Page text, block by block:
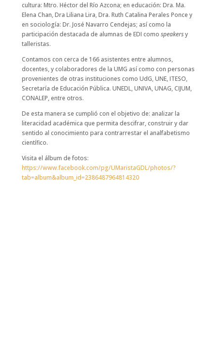
cultura: Mtro. Héctor del Río Azcona; en educación: Dra. Ma.
Elena Chan, Dra Liliana Lira, Dra. Ruth Catalina Perales Ponce y
en sociología: Dr. José Navarro Cendejas; así como la
participación destacada de alumnas de EDI como speakersy
talleristas.
Contamos con cerca de 166 asistentes entre alumnos,
docentes, y colaboradores de la UMG así como con personas
provenientes de otras instituciones como UdG, UNE, ITESO,
Secretaría de Educación Pública. UNEDL, UNIVA, UNAG, CIJUM,
CONALEP, entre otros.
De esta manera se cumplió con el objetivo de: analizar la
literacidad académica que permita descifrar, construir y dar
sentido al conocimiento para contrarrestar el analfabetismo
científico.
Visita el álbum de fotos:
https://www.facebook.com/pg/UMaristaGDL/photos/?
tab=album&album_id=2386487964814320